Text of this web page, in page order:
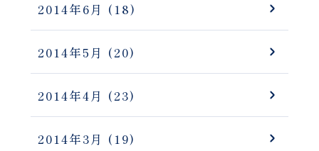
2014年6月 (18)
2014年5月 (20)
2014年4月 (23)
2014年3月 (19)